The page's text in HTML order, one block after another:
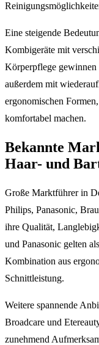
Eine steigende
Kombigeräte mit
Körperpflege gewinnen
außerdem mit
ergonomischen
komfortabel machen.
Bekannte
Haar- und
Große Marktführer in
Philips, Panasonic,
ihre Qualität,
und Panasonic gelten
Kombination aus
Schnittleistung.
Weitere spannende
Broadcare und
zunehmend